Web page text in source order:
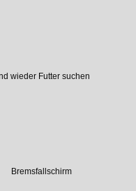
wieder Futter suchen
Bremsfallschirm